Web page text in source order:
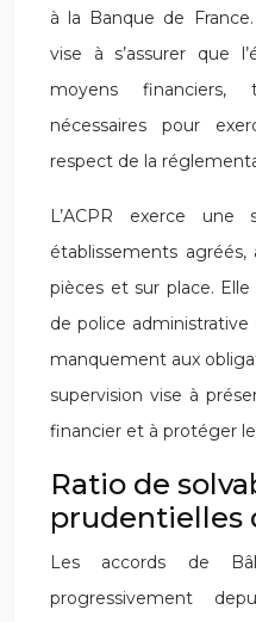
à la Banque de
vise à s’assurer que
moyens financiers,
nécessaires pour
respect de la
L’ACPR exerce une
établissements
pièces et sur place.
de police
manquement aux
supervision vise à
financier et à protéger
Ratio de
prudentielles
Les accords de
progressivement